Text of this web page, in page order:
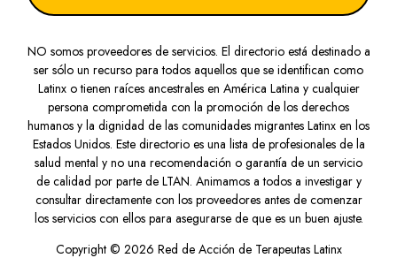
NO somos proveedores de servicios. El directorio está destinado a
ser sólo un recurso para todos aquellos que se identifican como
Latinx o tienen raíces ancestrales en América Latina y cualquier
persona comprometida con la promoción de los derechos
humanos y la dignidad de las comunidades migrantes Latinx en los
Estados Unidos. Este directorio es una lista de profesionales de la
salud mental y no una recomendación o garantía de un servicio
de calidad por parte de LTAN. Animamos a todos a investigar y
consultar directamente con los proveedores antes de comenzar
los servicios con ellos para asegurarse de que es un buen ajuste.
Copyright © 2026 Red de Acción de Terapeutas Latinx